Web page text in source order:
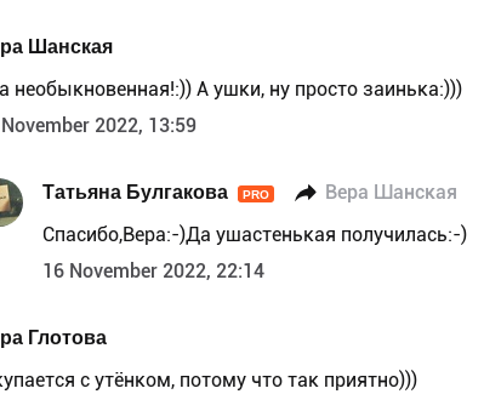
Шанская
необыкновенная!:)) А ушки, ну просто заинька:)))
2022, 13:59
Татьяна Булгакова PRO Вера Шанская
Спасибо,Вера:-)Да ушастенькая получилась:-)
16 November 2022, 22:14
Глотова
с утёнком, потому что так приятно)))